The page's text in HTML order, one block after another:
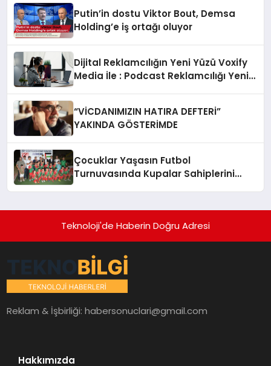
Putin’in dostu Viktor Bout, Demsa
Holding’e iş ortağı oluyor
Dijital Reklamcılığın Yeni Yüzü Voxify
Media İle : Podcast Reklamcılığı Yeni
“VİCDANIMIZIN HATIRA DEFTERİ”
YAKINDA GÖSTERİMDE
Çocuklar Yaşasın Futbol
Turnuvasında Kupalar Sahiplerini
Teknoloji'de Haberin Doğru Adresi
Reklam & İşbirliği:habersonuclari@gmail.com
Hakkımızda